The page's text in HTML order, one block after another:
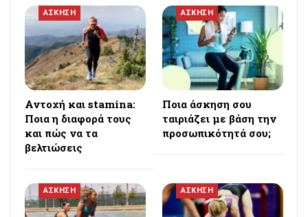
ΑΣΚΗΣΗ
Αντοχή και stamina:
Ποια η διαφορά τους
και πώς να τα
βελτιώσεις
ΑΣΚΗΣΗ
Ποια άσκηση σου
ταιριάζει με βάση την
προσωπικότητά σου;
ΑΣΚΗΣΗ ΑΣΚΗΣΗ